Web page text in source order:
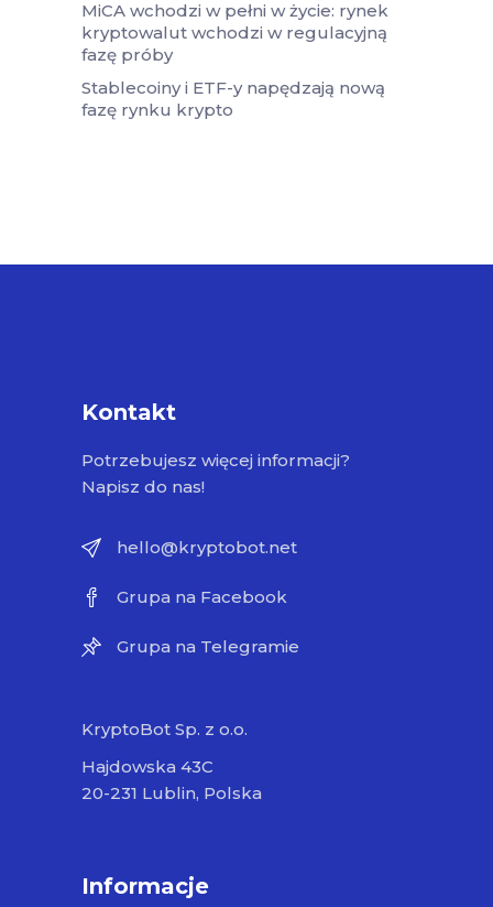
MiCA wchodzi w pełni w życie: rynek
kryptowalut wchodzi w regulacyjną
fazę próby
Stablecoiny i ETF-y napędzają nową
fazę rynku krypto
Kontakt
Potrzebujesz więcej informacji?
Napisz do nas!
hello@kryptobot.net
Grupa na Facebook
Grupa na Telegramie
KryptoBot Sp. z o.o.
Hajdowska 43C
20-231 Lublin, Polska
Informacje